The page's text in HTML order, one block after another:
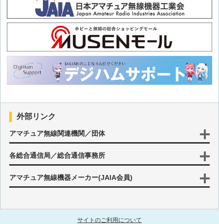
第124回 山梨県移動
第123回 徳之島移動(3回目)
第122回 徒歩による東京都大島町移動
第121回 岩手県北部移動(後編)
第120回 岩手県北部移動(前編)
第119回 沖永良部島移動(3回目)
第117回 利尻島・礼文島移動(前編)
外部リンク
アマチュア無線関連機関／団体
各総合通信局／総合通信事務所
アマチュア無線機器メーカー(JAIA会員)
サイトのご利用について